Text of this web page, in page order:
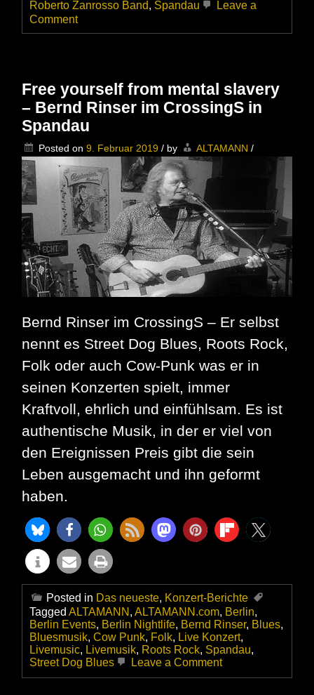
Roberto Zanrosso Band, Spandau
Leave a
Commenton
Die
Gast
bei
der
Blues
Session
in
Gatow
Free yourself from mental slavery
– Bernd Rinser im CrossingS in
Spandau
Posted on 9. Februar 2019 / by ALTAMANN /
Bernd Rinser im CrossingS – Er selbst
nennt es Street Dog Blues, Roots Rock,
Folk oder auch Cow-Punk was er in
seinen Konzerten spielt, immer
Kraftvoll, ehrlich und einfühlsam. Es ist
authentische Musik, in der er viel von
den Ereignissen Preis gibt die sein
Leben ausgemacht und ihn geformt
haben.
Posted in Das neueste, Konzert-Berichte
Tagged ALTAMANN , ALTAMANN.com, Berlin,
Berlin Events, Berlin Nightlife, Bernd Rinser, Blues,
Bluesmusik, Cow Punk, Folk, Live Konzert,
Livemusic, Livemusik, Roots Rock, Spandau,
Street Dog Blues
Leave a Commenton